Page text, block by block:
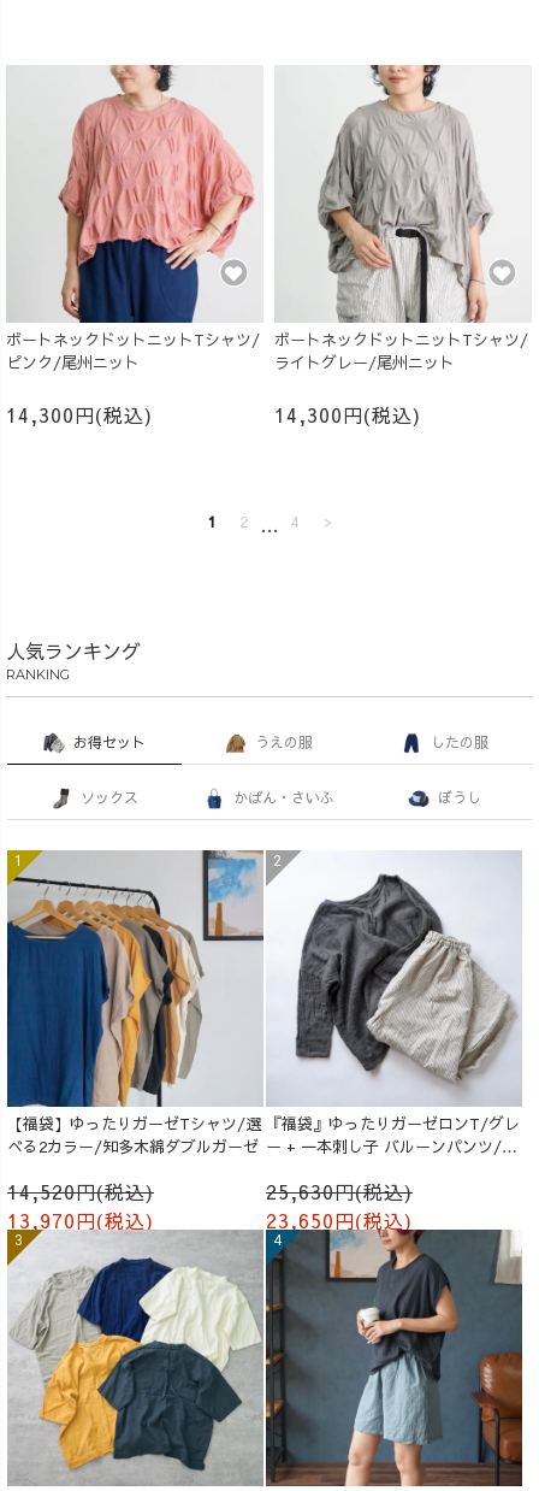
ボートネックドットニットTシャツ/
ピンク/尾州ニット
14,300円(税込)
ボートネックドットニットTシャツ/
ライトグレー/尾州ニット
14,300円(税込)
1 2 … 4 >
人気ランキング
RANKING
お得セット うえの服 したの服
ソックス かばん・さいふ ぼうし
【福袋】ゆったりガーゼTシャツ/選
べる2カラー/知多木綿ダブルガーゼ
14,520円(税込)
13,970円(税込)
『福袋』ゆったりガーゼロンT/グレ
ー + 一本刺し子 バルーンパンツ/生
25,630円(税込)
23,650円(税込)